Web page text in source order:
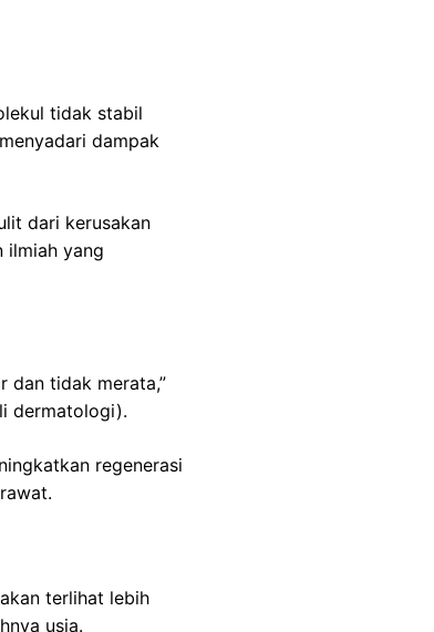
tidak stabil
dampak
dari kerusakan
ilmiah yang
dan tidak merata,”
dermatologi).
regenerasi
terlihat lebih
usia.